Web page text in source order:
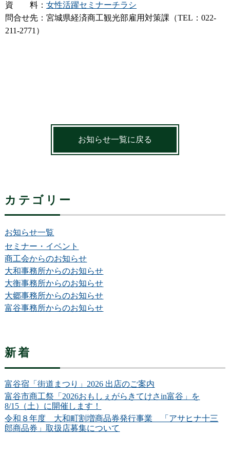
資 料： 女性活躍セミナーチラシ
問合せ先：宮城県経済商工観光部雇用対策課（TEL：022-
211-2771）
お知らせ一覧に戻る
カテゴリー
お知らせ一覧
セミナー・イベント
商工会からのお知らせ
大和事務所からのお知らせ
大衡事務所からのお知らせ
大郷事務所からのお知らせ
富谷事務所からのお知らせ
新着
富谷宿「街道まつり」2026 出店のご案内
富谷市商工祭「2026おもしぇがらきてけさin富谷」を
8/15（土）に開催します！
令和８年度 大和町割増商品券発行事業 「アサヒナ十三
郎商品券」取扱店募集について